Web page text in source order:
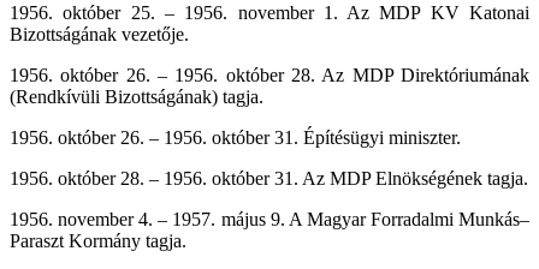
1956. október 25. – 1956. november 1. Az MDP KV Katonai
Bizottságának vezetője.
1956. október 26. – 1956. október 28. Az MDP Direktóriumának
(Rendkívüli Bizottságának) tagja.
1956. október 26. – 1956. október 31. Építésügyi miniszter.
1956. október 28. – 1956. október 31. Az MDP Elnökségének tagja.
1956. november 4. – 1957. május 9. A Magyar Forradalmi Munkás–
Paraszt Kormány tagja.